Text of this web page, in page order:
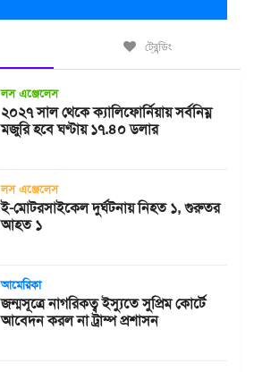
ট্রেন্ডিং
লস এঞ্জেলেস
২০২৭ সাল থেকে ক্যালিফোর্নিয়ায় সর্বনিম্ন
মজুরি হবে ঘণ্টায় ১৭.৪০ ডলার
লস এঞ্জেলেস
ই-মোটরসাইকেল দুর্ঘটনায় নিহত ১, গুরুতর
আহত ১
আমেরিকা
জন্মসূত্রে নাগরিকত্ব ইস্যুতে সুপ্রিম কোর্টে
আবেদন করল না ট্রাম্প প্রশাসন